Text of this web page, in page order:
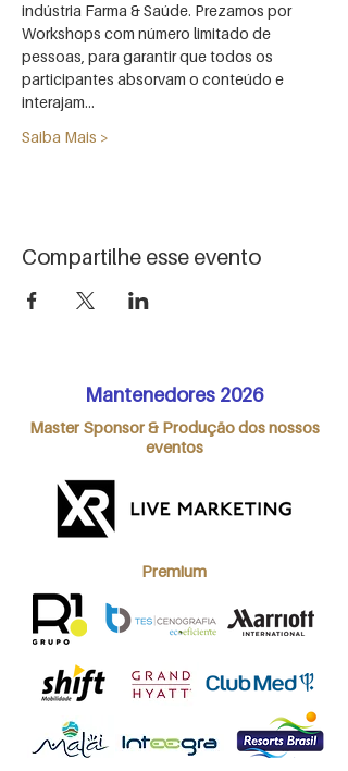
indústria Farma & Saúde. Prezamos por
Workshops com número limitado de
pessoas, para garantir que todos os
participantes absorvam o conteúdo e
interajam…
Saiba Mais >
Compartilhe esse evento
Mantenedores 2026
Master Sponsor & Produção dos nossos
eventos
Premium